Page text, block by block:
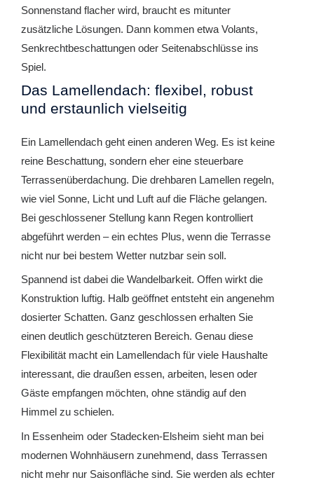
Sonnenstand flacher wird, braucht es mitunter
zusätzliche Lösungen. Dann kommen etwa Volants,
Senkrechtbeschattungen oder Seitenabschlüsse ins
Spiel.
Das Lamellendach: flexibel, robust
und erstaunlich vielseitig
Ein Lamellendach geht einen anderen Weg. Es ist keine
reine Beschattung, sondern eher eine steuerbare
Terrassenüberdachung. Die drehbaren Lamellen regeln,
wie viel Sonne, Licht und Luft auf die Fläche gelangen.
Bei geschlossener Stellung kann Regen kontrolliert
abgeführt werden – ein echtes Plus, wenn die Terrasse
nicht nur bei bestem Wetter nutzbar sein soll.
Spannend ist dabei die Wandelbarkeit. Offen wirkt die
Konstruktion luftig. Halb geöffnet entsteht ein angenehm
dosierter Schatten. Ganz geschlossen erhalten Sie
einen deutlich geschützteren Bereich. Genau diese
Flexibilität macht ein Lamellendach für viele Haushalte
interessant, die draußen essen, arbeiten, lesen oder
Gäste empfangen möchten, ohne ständig auf den
Himmel zu schielen.
In Essenheim oder Stadecken-Elsheim sieht man bei
modernen Wohnhäusern zunehmend, dass Terrassen
nicht mehr nur Saisonfläche sind. Sie werden als echter